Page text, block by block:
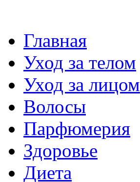
Главная
Уход за телом
Уход за лицом
Волосы
Парфюмерия
Здоровье
Диета